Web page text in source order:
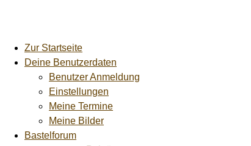
Zur Startseite
Deine Benutzerdaten
Benutzer Anmeldung
Einstellungen
Meine Termine
Meine Bilder
Bastelforum